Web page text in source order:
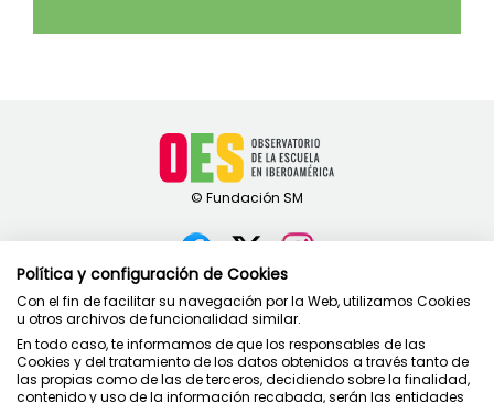
Contacto
Política de privacidad
Condiciones de uso
Política de cookies
Política y configuración de Cookies
Con el fin de facilitar su navegación por la Web, utilizamos Cookies
u otros archivos de funcionalidad similar.
En todo caso, te informamos de que los responsables de las
Cookies y del tratamiento de los datos obtenidos a través tanto de
las propias como de las de terceros, decidiendo sobre la finalidad,
contenido y uso de la información recabada, serán las entidades